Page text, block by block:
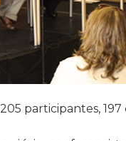
participantes,